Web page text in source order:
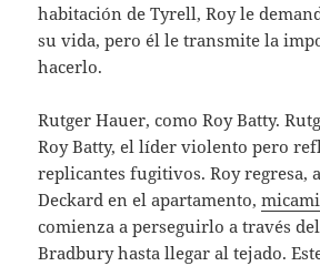
habitación de Tyrell, Roy le
su vida, pero él le transmite la
hacerlo.
Rutger Hauer, como Roy Batty.
Roy Batty, el líder violento pero
replicantes fugitivos. Roy regresa,
Deckard en el apartamento,
comienza a perseguirlo a través
Bradbury hasta llegar al tejado.